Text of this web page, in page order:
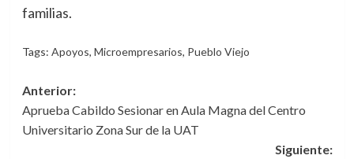
familias.
Tags: Apoyos, Microempresarios, Pueblo Viejo
Navegación
de
entradas
Anterior:
Aprueba Cabildo Sesionar en Aula Magna del Centro
Universitario Zona Sur de la UAT
Siguiente: